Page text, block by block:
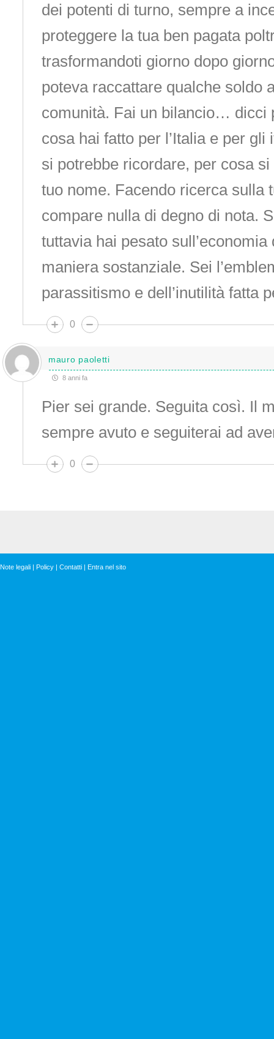
dei potenti di turno, sempre a
proteggere la tua ben pagata
trasformandoti giorno dopo
poteva raccattare qualche soldo
comunità. Fai un bilancio… dicci
cosa hai fatto per l’Italia e per
si potrebbe ricordare, per cosa
tuo nome. Facendo ricerca sulla
compare nulla di degno di nota.
tuttavia hai pesato sull’economia
maniera sostanziale. Sei
parassitismo e dell’inutilità fatta
0
mauro paoletti
8 anni fa
Pier sei grande. Seguita così. Il
sempre avuto e seguiterai ad
0
Note legali | Policy | Contatti | Entra nel sito